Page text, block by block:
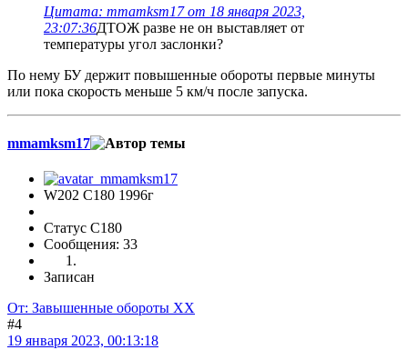
Цитата: mmamksm17 от 18 января 2023,
23:07:36ДТОЖ разве не он выставляет от
температуры угол заслонки?
По нему БУ держит повышенные обороты первые минуты
или пока скорость меньше 5 км/ч после запуска.
mmamksm17
W202 C180 1996г
Статус C180
Сообщения: 33
Записан
От: Завышенные обороты ХХ
#4
19 января 2023, 00:13:18